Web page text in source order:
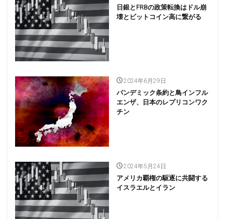
日銀とFRBの政策転換はドル崩
壊とビットコイン高に繋がる
2024年6月29日
パンデミック条約と鳥インフル
エンザ、日本のレプリコンワク
チン
2024年5月24日
アメリカ覇権の駆逐に共闘する
イスラエルとイラン